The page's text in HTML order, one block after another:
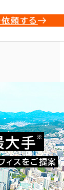
依頼する
大手 ※
ィスをご提案